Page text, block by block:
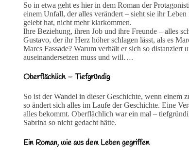
So in etwa geht es hier in dem Roman der
einem Unfall, der alles verändert – sieht sie ihr
gelebt hat, nicht mehr klarkommen.
Ihre Beziehung, ihren Job und ihre Freunde – alles
Gustavo, der ihr Herz höher schlagen lässt, als es
Marcs Fassade? Warum verhält er sich so
auseinandersetzen muss und will….
Oberflächlich – Tiefgründig
So ist der Wandel in dieser Geschichte, wenn einem
so ändert sich alles im Laufe der Geschichte. Eine
alles bekommt. Oberflächlich war ein mal –
Sabrina so nicht gedacht hätte.
Ein Roman, wie aus dem Leben gegriffen